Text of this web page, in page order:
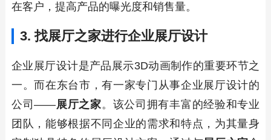
在客户，提高产品的曝光度和销售量。
3. 找展厅之家进行企业展厅设计
企业展厅设计是产品展示3D动画制作的重要环节之
一。而在东台市，有一家专门从事企业展厅设计的
公司——展厅之家。该公司拥有丰富的经验和专业
团队，能够根据不同企业的需求和特点，为其量身